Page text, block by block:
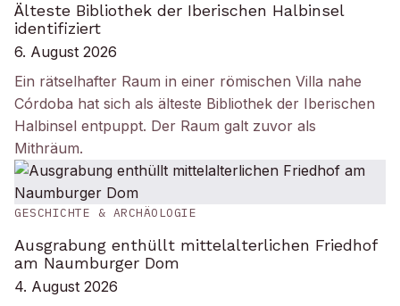
Älteste Bibliothek der Iberischen Halbinsel
identifiziert
6. August 2026
Ein rätselhafter Raum in einer römischen Villa nahe
Córdoba hat sich als älteste Bibliothek der Iberischen
Halbinsel entpuppt. Der Raum galt zuvor als
Mithräum.
GESCHICHTE & ARCHÄOLOGIE
Ausgrabung enthüllt mittelalterlichen Friedhof
am Naumburger Dom
4. August 2026